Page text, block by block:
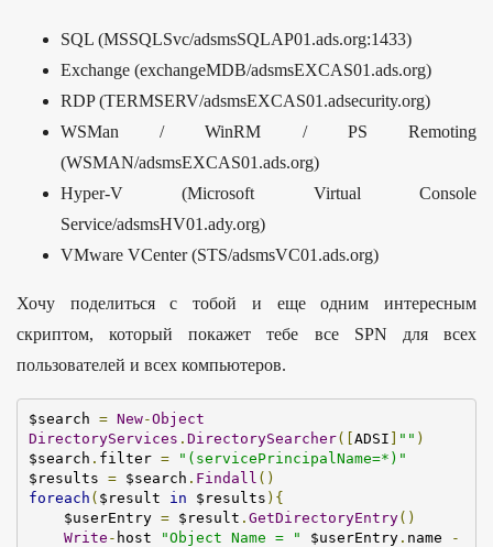
SQL (MSSQLSvc/adsmsSQLAP01.ads.org:1433)
Exchange (exchangeMDB/adsmsEXCAS01.ads.org)
RDP (TERMSERV/adsmsEXCAS01.adsecurity.org)
WSMan / WinRM / PS Remoting
(WSMAN/adsmsEXCAS01.ads.org)
Hyper-V (Microsoft Virtual Console
Service/adsmsHV01.ady.org)
VMware VCenter (STS/adsmsVC01.ads.org)
Хочу поделиться с тобой и еще одним интересным
скриптом, который покажет тебе все SPN для всех
пользователей и всех компьютеров.
$search = New-Object
DirectoryServices . DirectorySearcher([ ADSI "" )
$search . filter =
"(servicePrincipalName=*)"
$results = $search . Findall ()
foreach ( $result in $results ){
    $userEntry
= $result . GetDirectoryEntry()
Write - host "Object Name = " $userEntry. name
-